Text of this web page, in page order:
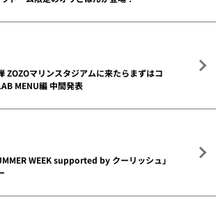
ZOZOマリンスタジアムに来たらまずはコ
MENU編 中間発表
WEEK supported by クーリッシュ」